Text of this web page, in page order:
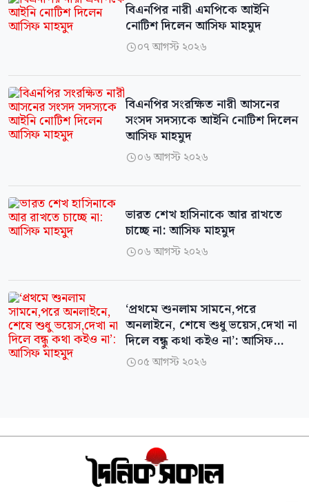
বিএনপির নারী এমপিকে আইনি
নোটিশ দিলেন আসিফ মাহমুদ
০৭ আগস্ট ২০২৬
বিএনপির সংরক্ষিত নারী আসনের
সংসদ সদস্যকে আইনি নোটিশ দিলেন
আসিফ মাহমুদ
০৬ আগস্ট ২০২৬
ভারত শেখ হাসিনাকে আর রাখতে
চাচ্ছে না: আসিফ মাহমুদ
০৬ আগস্ট ২০২৬
‘প্রথমে শুনলাম সামনে,পরে
অনলাইনে, শেষে শুধু ভয়েস,দেখা না
দিলে বন্ধু কথা কইও না’: আসিফ
মাহমুদ
০৫ আগস্ট ২০২৬